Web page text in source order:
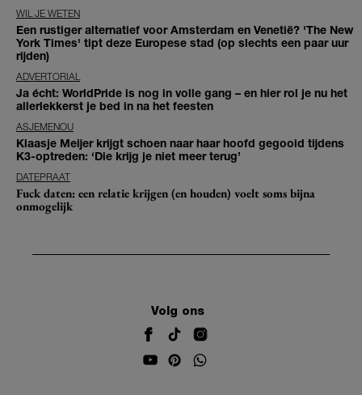
WIL JE WETEN
Een rustiger alternatief voor Amsterdam en Venetië? 'The New
York Times' tipt deze Europese stad (op slechts een paar uur
rijden)
ADVERTORIAL
Ja écht: WorldPride is nog in volle gang – en hier rol je nu het
allerlekkerst je bed in na het feesten
ASJEMENOU
Klaasje Meijer krijgt schoen naar haar hoofd gegooid tijdens
K3-optreden: ‘Die krijg je niet meer terug’
DATEPRAAT
Fuck daten: een relatie krijgen (en houden) voelt soms bijna
onmogelijk
Volg ons